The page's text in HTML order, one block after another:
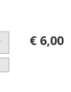
€ 6,00